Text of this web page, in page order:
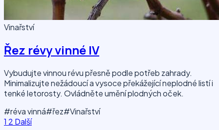
Vinařství
Řez révy vinné IV
Vybudujte vinnou révu přesně podle potřeb zahrady.
Minimalizujte nežádoucí a vysoce překážející neplodné listí i
tenké letorosty. Ovládněte umění plodných oček.
#réva vinná#řez#Vinařství
1 2 Další